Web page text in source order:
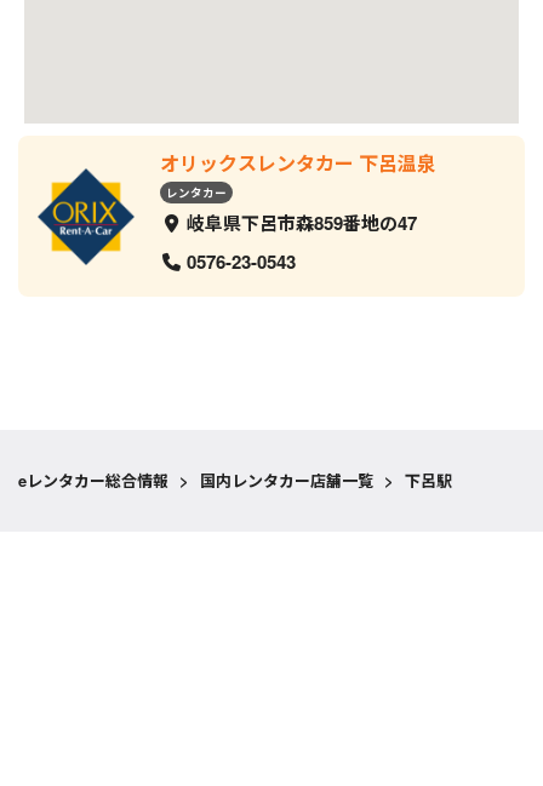
オリックスレンタカー 下呂温泉
レンタカー
岐阜県下呂市森859番地の47
0576-23-0543
eレンタカー総合情報 > 国内レンタカー店舗一覧 > 下呂駅